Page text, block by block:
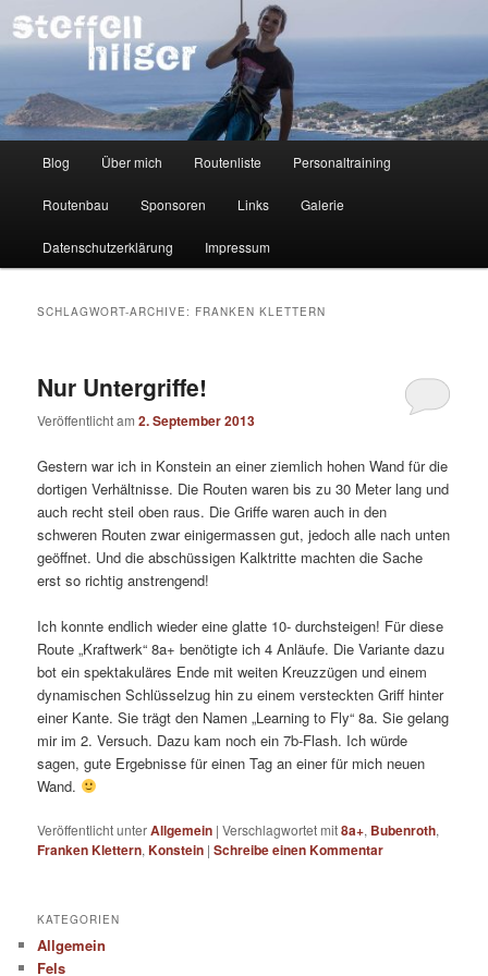
Zum
Inhalt
wechseln
Zum
sekundären
Inhalt
Steffen Hilger
Blog Über mich Routenliste Personaltraining
Routenbau Sponsoren Links Galerie
Datenschutzerklärung Impressum
SCHLAGWORT-ARCHIVE: FRANKEN KLETTERN
Nur Untergriffe!
Veröffentlicht am2. September 2013
Gestern war ich in Konstein an einer ziemlich hohen Wand für die
dortigen Verhältnisse. Die Routen waren bis zu 30 Meter lang und
auch recht steil oben raus. Die Griffe waren auch in den
schweren Routen zwar einigermassen gut, jedoch alle nach unten
geöffnet. Und die abschüssigen Kalktritte machten die Sache
erst so richtig anstrengend!
Ich konnte endlich wieder eine glatte 10- durchsteigen! Für diese
Route „Kraftwerk“ 8a+ benötigte ich 4 Anläufe. Die Variante dazu
bot ein spektakuläres Ende mit weiten Kreuzzügen und einem
dynamischen Schlüsselzug hin zu einem versteckten Griff hinter
einer Kante. Sie trägt den Namen „Learning to Fly“ 8a. Sie gelang
mir im 2. Versuch. Dazu kam noch ein 7b-Flash. Ich würde
sagen, gute Ergebnisse für einen Tag an einer für mich neuen
Wand.
Veröffentlicht unterAllgemein |Verschlagwortet mit8a+, Bubenroth,
Franken Klettern,Konstein |Schreibe einen Kommentar
KATEGORIEN
Allgemein
Fels